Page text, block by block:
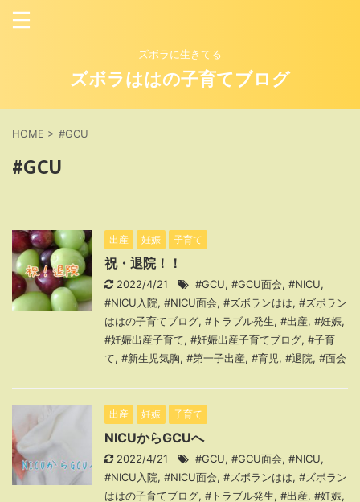
ズボラに生きてる
ズボラははの子育てブログ
HOME > #GCU
#GCU
出産 妊娠 子育て
祝・退院！！
2022/4/21 #GCU, #GCU面会, #NICU,
#NICU入院, #NICU面会, #ズボランはは, #ズボラン
ははの子育てブログ, #トラブル発生, #出産, #妊娠,
#妊娠出産子育て, #妊娠出産子育てブログ, #子育
て, #新生児気胸, #第一子出産, #育児, #退院, #面会
出産 妊娠 子育て
NICUからGCUへ
2022/4/21 #GCU, #GCU面会, #NICU,
#NICU入院, #NICU面会, #ズボランはは, #ズボラン
ははの子育てブログ, #トラブル発生, #出産, #妊娠,